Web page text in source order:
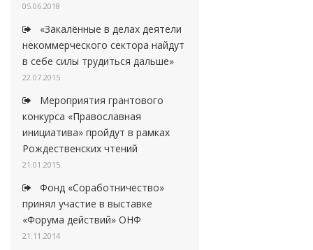
05.06.2018
«Закалённые в делах деятели
некоммерческого сектора найдут
в себе силы трудиться дальше»
22.07.2015
Мероприятия грантового
конкурса «Православная
инициатива» пройдут в рамках
Рождественских чтений
21.01.2015
Фонд «Соработничество»
принял участие в выставке
«Форума действий» ОНФ
21.11.2014